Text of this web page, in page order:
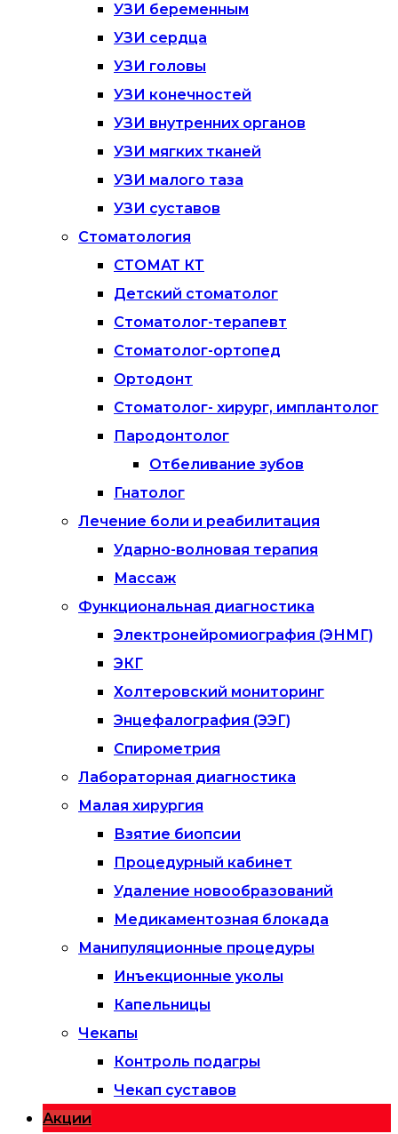
УЗИ беременным
УЗИ сердца
УЗИ головы
УЗИ конечностей
УЗИ внутренних органов
УЗИ мягких тканей
УЗИ малого таза
УЗИ суставов
Стоматология
СТОМАТ КТ
Детский стоматолог
Стоматолог-терапевт
Стоматолог-ортопед
Ортодонт
Стоматолог- хирург, имплантолог
Пародонтолог
Отбеливание зубов
Гнатолог
Лечение боли и реабилитация
Ударно-волновая терапия
Массаж
Функциональная диагностика
Электронейромиография (ЭНМГ)
ЭКГ
Холтеровский мониторинг
Энцефалография (ЭЭГ)
Спирометрия
Лабораторная диагностика
Малая хирургия
Взятие биопсии
Процедурный кабинет
Удаление новообразований
Медикаментозная блокада
Манипуляционные процедуры
Инъекционные уколы
Капельницы
Чекапы
Контроль подагры
Чекап суставов
Акции